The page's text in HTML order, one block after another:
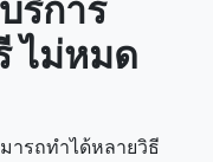
ริการ
ไม่หมด
ารถทำได้หลายวิธี